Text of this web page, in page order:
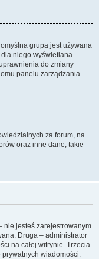
grupa jest używana
niego wyświetlana.
do zmiany
panelu zarządzania
za forum, na
oraz inne dane, takie
nie jesteś zarejestrowanym
Druga – administrator
na całej witrynie. Trzecia
prywatnych wiadomości.